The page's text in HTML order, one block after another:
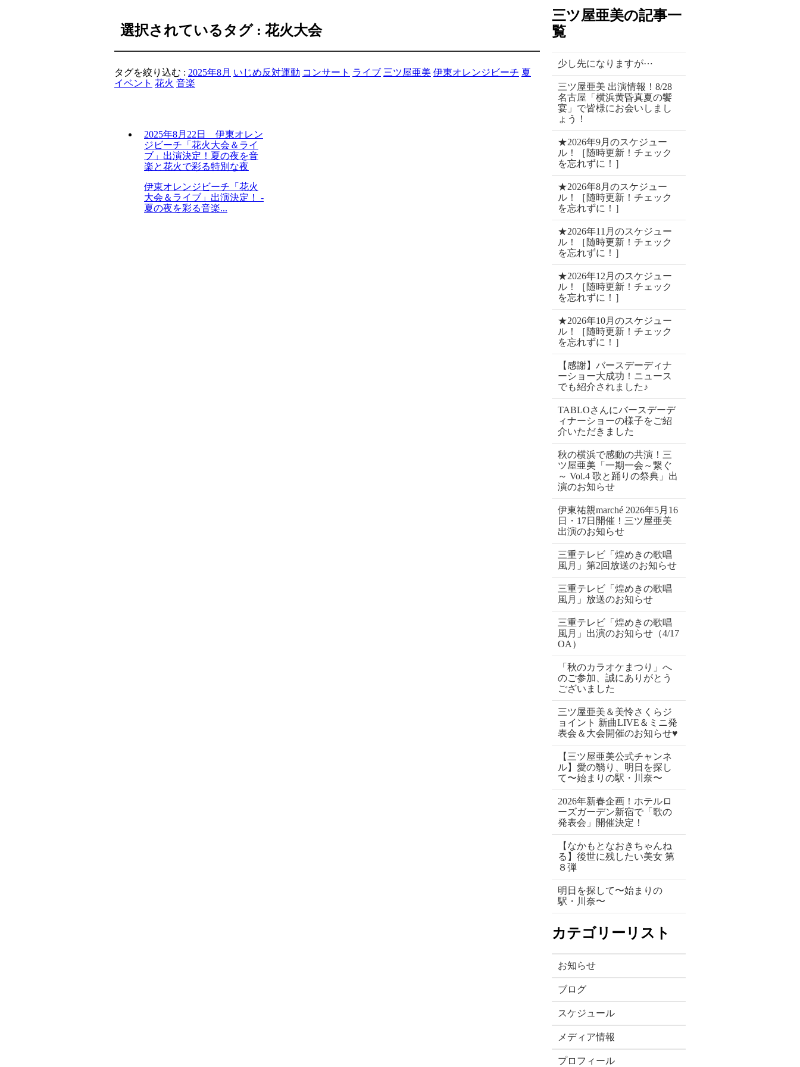
選択されているタグ : 花火大会
タグを絞り込む : 2025年8月 いじめ反対運動 コンサート ライブ 三ツ屋亜美 伊東オレンジビーチ 夏
イベント 花火 音楽
2025年8月22日 伊東オレン
ジビーチ「花火大会＆ライ
ブ」出演決定！夏の夜を音
楽と花火で彩る特別な夜
伊東オレンジビーチ「花火
大会＆ライブ」出演決定！ -
夏の夜を彩る音楽...
三ツ屋亜美の記事一
覧
少し先になりますが⋯
三ツ屋亜美 出演情報！8/28
名古屋「横浜黄昏真夏の饗
宴」で皆様にお会いしまし
ょう！
★2026年9月のスケジュー
ル！［随時更新！チェック
を忘れずに！］
★2026年8月のスケジュー
ル！［随時更新！チェック
を忘れずに！］
★2026年11月のスケジュー
ル！［随時更新！チェック
を忘れずに！］
★2026年12月のスケジュー
ル！［随時更新！チェック
を忘れずに！］
★2026年10月のスケジュー
ル！［随時更新！チェック
を忘れずに！］
【感謝】バースデーディナ
ーショー大成功！ニュース
でも紹介されました♪
TABLOさんにバースデーデ
ィナーショーの様子をご紹
介いただきました
秋の横浜で感動の共演！三
ツ屋亜美「一期一会～繋ぐ
～ Vol.4 歌と踊りの祭典」出
演のお知らせ
伊東祐親marché 2026年5月16
日・17日開催！三ツ屋亜美
出演のお知らせ
三重テレビ「煌めきの歌唱
風月」第2回放送のお知らせ
三重テレビ「煌めきの歌唱
風月」放送のお知らせ
三重テレビ「煌めきの歌唱
風月」出演のお知らせ（4/17
OA）
「秋のカラオケまつり」へ
のご参加、誠にありがとう
ございました
三ツ屋亜美＆美怜さくらジ
ョイント 新曲LIVE＆ミニ発
表会＆大会開催のお知らせ♥
【三ツ屋亜美公式チャンネ
ル】愛の翳り、明日を探し
て〜始まりの駅・川奈〜
2026年新春企画！ホテルロ
ーズガーデン新宿で「歌の
発表会」開催決定！
【なかもとなおきちゃんね
る】後世に残したい美女 第
８弾
明日を探して〜始まりの
駅・川奈〜
カテゴリーリスト
お知らせ
ブログ
スケジュール
メディア情報
プロフィール